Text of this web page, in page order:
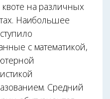
на различных
Наибольшее
с математикой,
Средний